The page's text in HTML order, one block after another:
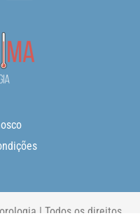
| Todos os direitos